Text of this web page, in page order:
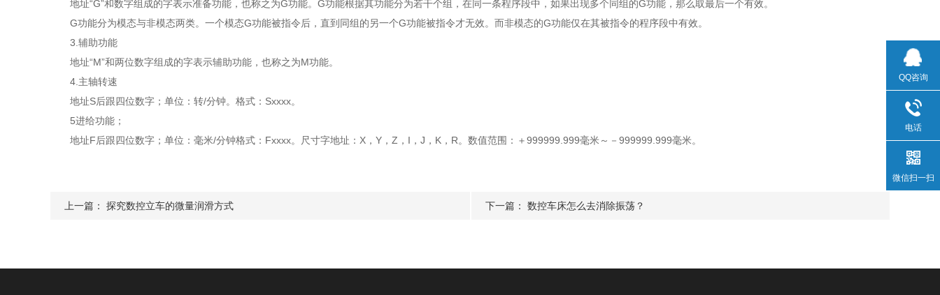
地址“G”和数字组成的字表示准备功能，也称之为G功能。G功能根据其功能分为若干个组，在同一条程序段中，如果出现多个同组的G功能，那么取最后一个有效。
G功能分为模态与非模态两类。一个模态G功能被指令后，直到同组的另一个G功能被指令才无效。而非模态的G功能仅在其被指令的程序段中有效。
3.辅助功能
地址“M”和两位数字组成的字表示辅助功能，也称之为M功能。
4.主轴转速
地址S后跟四位数字；单位：转/分钟。格式：Sxxxx。
5进给功能；
地址F后跟四位数字；单位：毫米/分钟格式：Fxxxx。尺寸字地址：X，Y，Z，I，J，K，R。数值范围：＋999999.999毫米～－999999.999毫米。
上一篇： 探究数控立车的微量润滑方式 下一篇： 数控车床怎么去消除振荡？
QQ咨询
电话
微信扫一扫